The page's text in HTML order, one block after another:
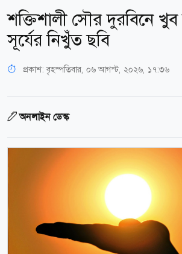
শক্তিশালী সৌর দুরবিনে
সূর্যের নিখুঁত ছবি
প্রকাশ:বৃহস্পতিবার, ০৬ আগস্ট, ২০২৬, ১৭:৩৬
অনলাইন ডেস্ক